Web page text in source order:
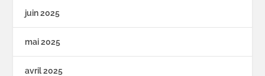
juin 2025
mai 2025
avril 2025